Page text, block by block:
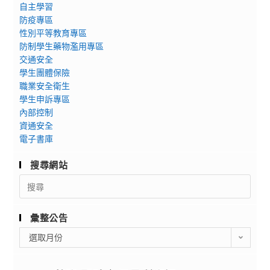
自主學習
防疫專區
性別平等教育專區
防制學生藥物濫用專區
交通安全
學生團體保險
職業安全衛生
學生申訴專區
內部控制
資通安全
電子書庫
搜尋網站
Search
for:
彙整公告
整
選取月份